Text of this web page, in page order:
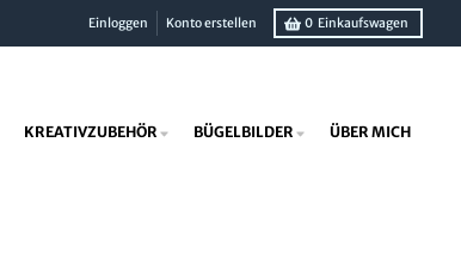
Einloggen Konto erstellen 0 Einkaufswagen
KREATIVZUBEHÖR BÜGELBILDER ÜBER MICH